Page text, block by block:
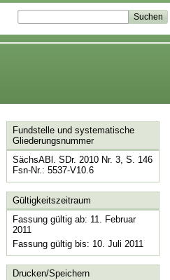
Fundstelle und systematische
Gliederungsnummer
SächsABl. SDr. 2010 Nr. 3, S. 146
Fsn-Nr.: 5537-V10.6
Gültigkeitszeitraum
Fassung gültig ab: 11. Februar
2011
Fassung gültig bis: 10. Juli 2011
Drucken/Speichern